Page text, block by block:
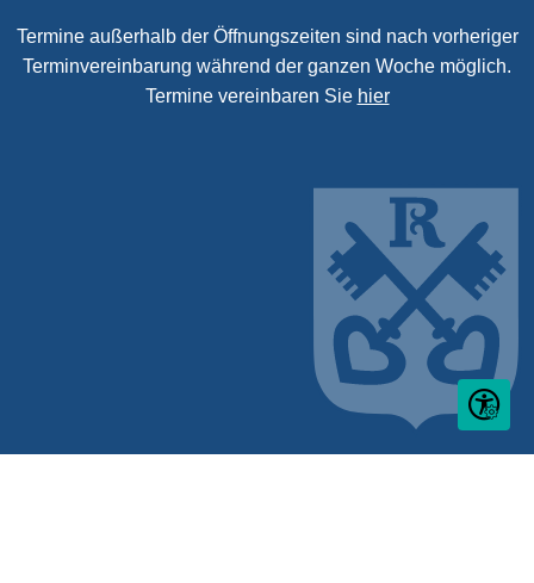
Termine außerhalb der Öffnungszeiten sind nach vorheriger
Terminvereinbarung während der ganzen Woche möglich.
Termine vereinbaren Sie hier
Seite